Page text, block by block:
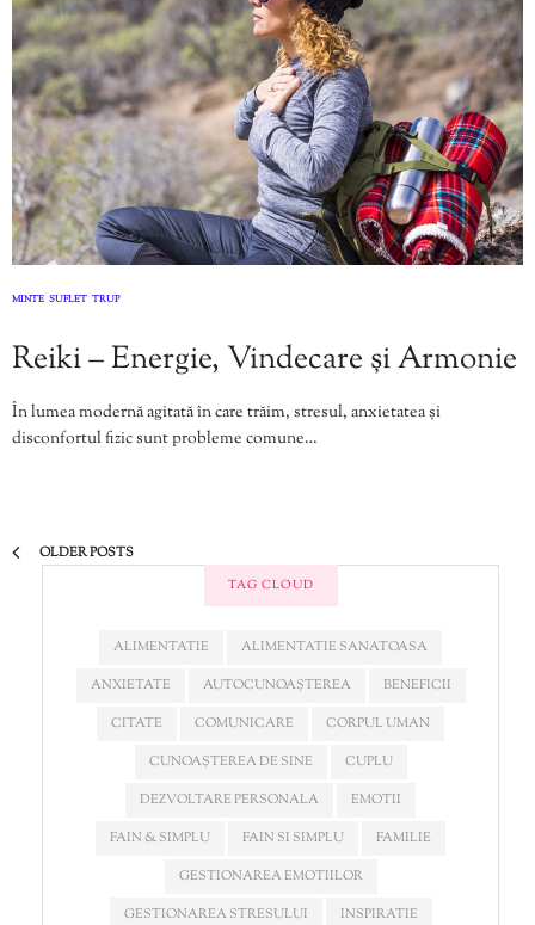
MINTE SUFLET TRUP
Reiki – Energie, Vindecare și Armonie
În lumea modernă agitată în care trăim, stresul, anxietatea și
disconfortul fizic sunt probleme comune…
OLDER POSTS
TAG CLOUD
ALIMENTATIE
ALIMENTATIE SANATOASA
ANXIETATE
AUTOCUNOAȘTEREA
BENEFICII
CITATE
COMUNICARE
CORPUL UMAN
CUNOAȘTEREA DE SINE
CUPLU
DEZVOLTARE PERSONALA
EMOTII
FAIN & SIMPLU
FAIN SI SIMPLU
FAMILIE
GESTIONAREA EMOTIILOR
GESTIONAREA STRESULUI
INSPIRATIE